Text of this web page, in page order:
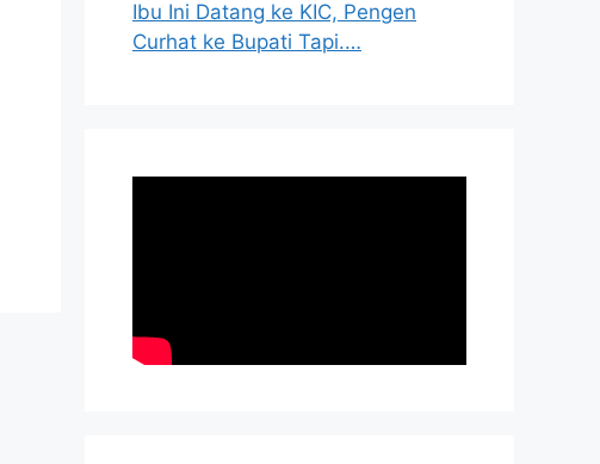
Ibu Ini Datang ke KIC, Pengen
Curhat ke Bupati Tapi.…